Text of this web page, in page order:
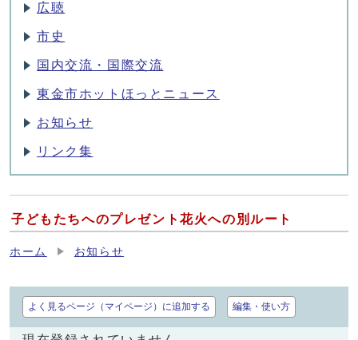
広聴
市史
国内交流・国際交流
東金市ホットほっとニュース
お知らせ
リンク集
子どもたちへのプレゼント花火への別ルート
ホーム お知らせ
よく見るページ（マイページ）に追加する 編集・使い方